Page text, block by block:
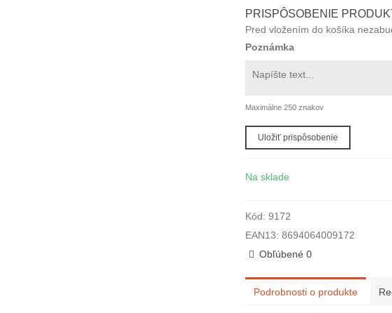
PRISPÔSOBENIE
Pred vložením do košíka
Poznámka
Maximálne 250 znakov
Uložiť prispôsobenie
Na sklade
Kód: 9172
EAN13: 8694064009172
Obľúbené 0
Podrobnosti o produkte